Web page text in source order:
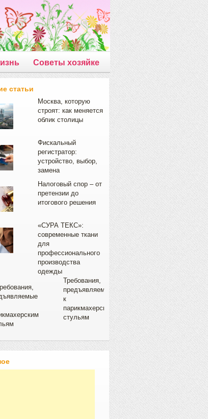
Советы хозяйке
статьи
Москва, которую
строят: как меняется
облик столицы
Фискальный
регистратор:
устройство, выбор,
замена
Налоговый спор – от
претензии до
итогового решения
«СУРА ТЕКС»:
современные ткани
для
профессионального
производства
одежды
Требования,
предъявляемые
к
парикмахерским
стульям